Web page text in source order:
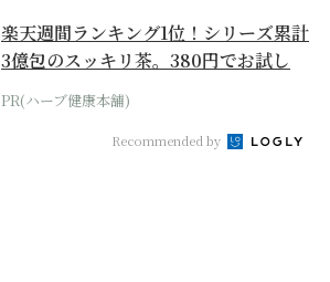
楽天週間ランキング1位！シリーズ累計
3億包のスッキリ茶。380円でお試し
PR(ハーブ健康本舗)
Recommended by